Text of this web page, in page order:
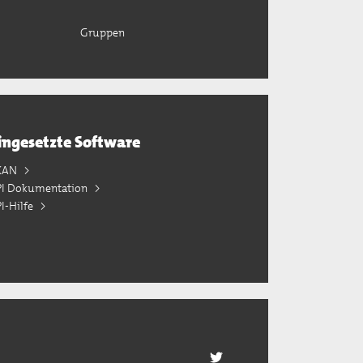
Gruppen
Software
Dokumentation
Hilfe